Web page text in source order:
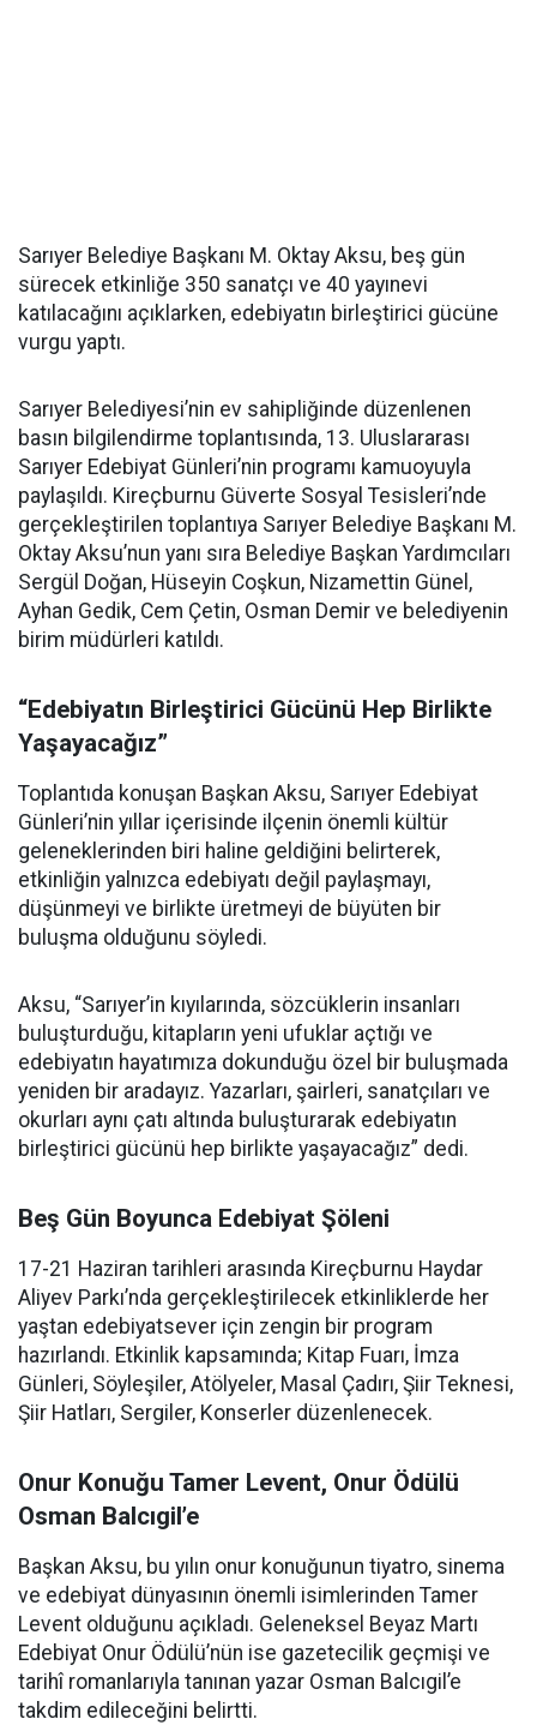
Sarıyer Belediye Başkanı M. Oktay Aksu, beş gün
sürecek etkinliğe 350 sanatçı ve 40 yayınevi
katılacağını açıklarken, edebiyatın birleştirici gücüne
vurgu yaptı.
Sarıyer Belediyesi’nin ev sahipliğinde düzenlenen
basın bilgilendirme toplantısında, 13. Uluslararası
Sarıyer Edebiyat Günleri’nin programı kamuoyuyla
paylaşıldı. Kireçburnu Güverte Sosyal Tesisleri’nde
gerçekleştirilen toplantıya Sarıyer Belediye Başkanı M.
Oktay Aksu’nun yanı sıra Belediye Başkan Yardımcıları
Sergül Doğan, Hüseyin Coşkun, Nizamettin Günel,
Ayhan Gedik, Cem Çetin, Osman Demir ve belediyenin
birim müdürleri katıldı.
“Edebiyatın Birleştirici Gücünü Hep Birlikte
Yaşayacağız”
Toplantıda konuşan Başkan Aksu, Sarıyer Edebiyat
Günleri’nin yıllar içerisinde ilçenin önemli kültür
geleneklerinden biri haline geldiğini belirterek,
etkinliğin yalnızca edebiyatı değil paylaşmayı,
düşünmeyi ve birlikte üretmeyi de büyüten bir
buluşma olduğunu söyledi.
Aksu, “Sarıyer’in kıyılarında, sözcüklerin insanları
buluşturduğu, kitapların yeni ufuklar açtığı ve
edebiyatın hayatımıza dokunduğu özel bir buluşmada
yeniden bir aradayız. Yazarları, şairleri, sanatçıları ve
okurları aynı çatı altında buluşturarak edebiyatın
birleştirici gücünü hep birlikte yaşayacağız” dedi.
Beş Gün Boyunca Edebiyat Şöleni
17-21 Haziran tarihleri arasında Kireçburnu Haydar
Aliyev Parkı’nda gerçekleştirilecek etkinliklerde her
yaştan edebiyatsever için zengin bir program
hazırlandı. Etkinlik kapsamında; Kitap Fuarı, İmza
Günleri, Söyleşiler, Atölyeler, Masal Çadırı, Şiir Teknesi,
Şiir Hatları, Sergiler, Konserler düzenlenecek.
Onur Konuğu Tamer Levent, Onur Ödülü
Osman Balcıgil’e
Başkan Aksu, bu yılın onur konuğunun tiyatro, sinema
ve edebiyat dünyasının önemli isimlerinden Tamer
Levent olduğunu açıkladı. Geleneksel Beyaz Martı
Edebiyat Onur Ödülü’nün ise gazetecilik geçmişi ve
tarihî romanlarıyla tanınan yazar Osman Balcıgil’e
takdim edileceğini belirtti.